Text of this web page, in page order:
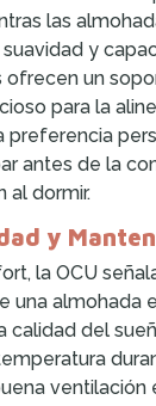
las
y
ofrecen un
para la
preferencia
antes de la
al dormir.
y
la OCU
una almohada
calidad del
ventilación